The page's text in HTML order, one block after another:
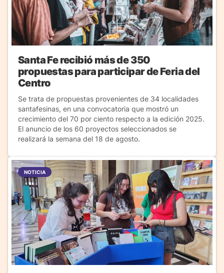
Santa Fe recibió más de 350
propuestas para participar de Feria del
Centro
Se trata de propuestas provenientes de 34 localidades
santafesinas, en una convocatoria que mostró un
crecimiento del 70 por ciento respecto a la edición 2025.
El anuncio de los 60 proyectos seleccionados se
realizará la semana del 18 de agosto.
NOTICIA